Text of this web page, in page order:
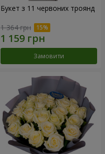
Букет з 11 червоних троянд
1 364 грн
Замовити